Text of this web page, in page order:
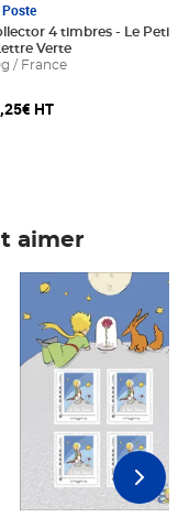
au panier
4 timbres - Le Petit
Verte
/ France
,25€ HT
aimer
6,25€ HT